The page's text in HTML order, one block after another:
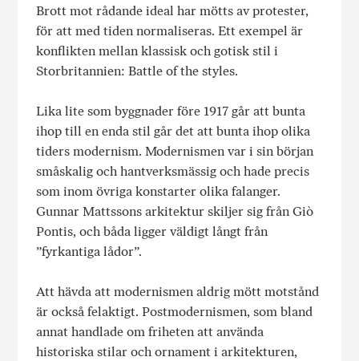
Brott mot rådande ideal har mötts av protester,
för att med tiden normaliseras. Ett exempel är
konflikten mellan klassisk och gotisk stil i
Storbritannien: Battle of the styles.
Lika lite som byggnader före 1917 går att bunta
ihop till en enda stil går det att bunta ihop olika
tiders modernism. Modernismen var i sin början
småskalig och hantverksmässig och hade precis
som inom övriga konstarter olika falanger.
Gunnar Mattssons arkitektur skiljer sig från Giò
Pontis, och båda ligger väldigt långt från
”fyrkantiga lådor”.
Att hävda att modernismen aldrig mött motstånd
är också felaktigt. Postmodernismen, som bland
annat handlade om friheten att använda
historiska stilar och ornament i arkitekturen,